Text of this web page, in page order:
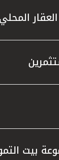
المحلي
بيت